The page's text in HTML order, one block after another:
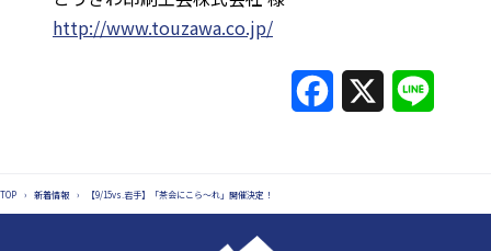
http://www.touzawa.co.jp/
e
e
TOP › 新着情報 › 【9/15vs.岩手】「茶会にこら～れ」開催決定！